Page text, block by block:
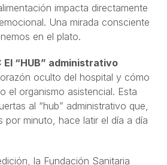
impacta directamente
Una mirada consciente
en el plato.
El “HUB” administrativo
oculto del hospital y cómo
el organismo asistencial. Esta
al “hub” administrativo que,
por minuto, hace latir el día a día
la Fundación Sanitaria